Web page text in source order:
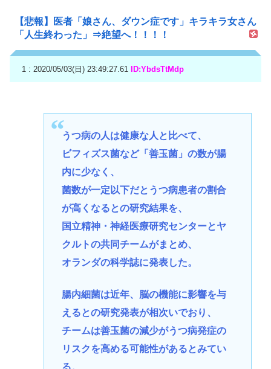
【悲報】医者「娘さん、ダウン症です」キラキラ女さん
「人生終わった」⇒絶望へ！！！！
1 : 2020/05/03(日) 23:49:27.61 ID:YbdsTtMdp
うつ病の人は健康な人と比べて、
ビフィズス菌など「善玉菌」の数が腸
内に少なく、
菌数が一定以下だとうつ病患者の割合
が高くなるとの研究結果を、
国立精神・神経医療研究センターとヤ
クルトの共同チームがまとめ、
オランダの科学誌に発表した。
腸内細菌は近年、脳の機能に影響を与
えるとの研究発表が相次いでおり、
チームは善玉菌の減少がうつ病発症の
リスクを高める可能性があるとみてい
る。